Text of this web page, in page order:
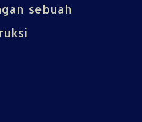
sebuah